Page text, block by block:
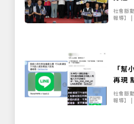
解國
社會脈
報導】
「幫
再現
帳號遭
社會脈
報導】